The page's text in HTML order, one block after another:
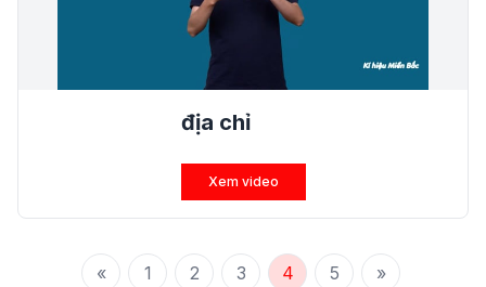
địa chỉ
Xem video
« 1 2 3 4 5 »